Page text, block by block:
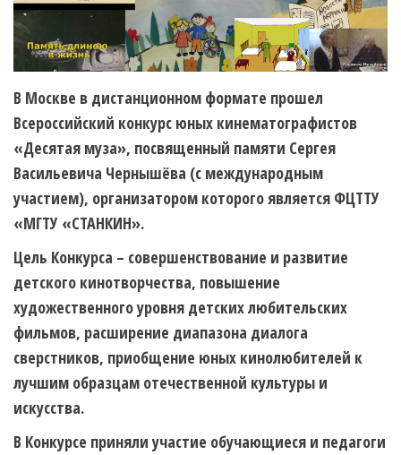
В Москве в дистанционном формате прошел
Всероссийский конкурс юных кинематографистов
«Десятая муза», посвященный памяти Сергея
Васильевича Чернышёва (с международным
участием), организатором которого является ФЦТТУ
«МГТУ «СТАНКИН».
Цель Конкурса – совершенствование и развитие
детского кинотворчества, повышение
художественного уровня детских любительских
фильмов, расширение диапазона диалога
сверстников, приобщение юных кинолюбителей к
лучшим образцам отечественной культуры и
искусства.
В Конкурсе приняли участие обучающиеся и педагоги